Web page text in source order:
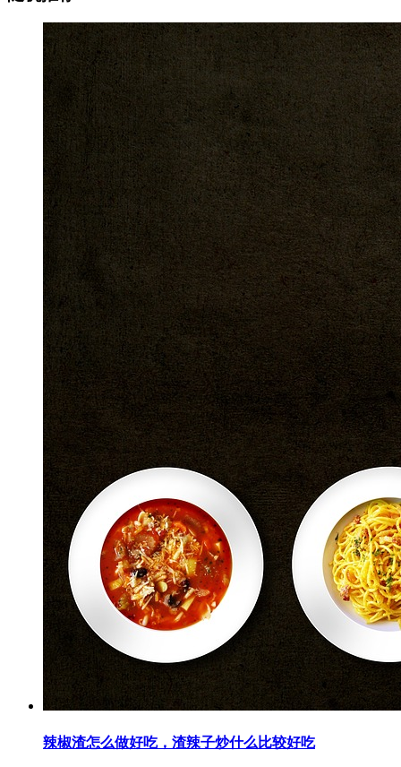
辣椒渣怎么做好吃，渣辣子炒什么比较好吃